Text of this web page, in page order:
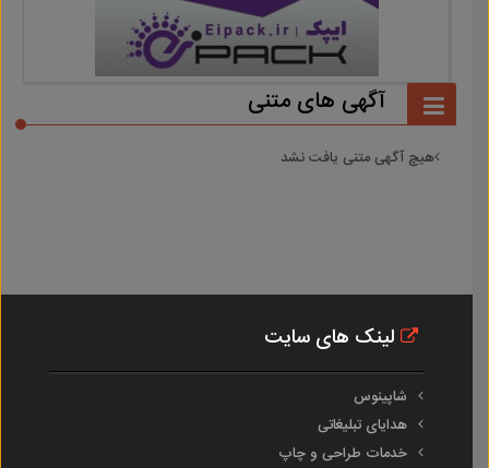
آگهی های متنی
هیچ آگهی متنی یافت نشد
لینک های سایت
شاپینوس
هدایای تبلیغاتی
خدمات طراحی و چاپ